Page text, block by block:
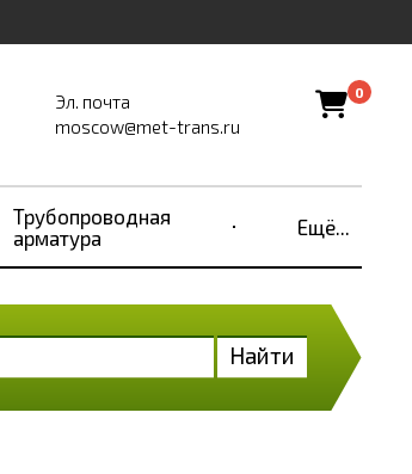
Эл. почта
moscow@met-trans.ru
0
Трубопроводная
арматура
Ещё...
Найти